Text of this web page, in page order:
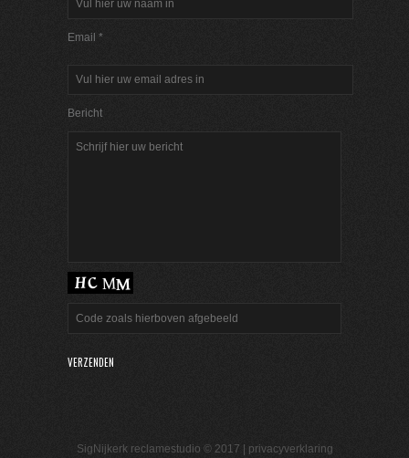
Email *
Bericht
SigNijkerk reclamestudio © 2017 | privacyverklaring